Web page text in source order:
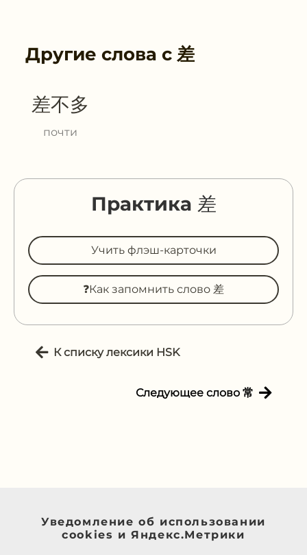
Другие слова с 差
差不多
почти
Практика 差
Учить флэш-карточки
❓Как запомнить слово 差
К списку лексики HSK
Следующее слово 常
Уведомление об использовании
cookies и Яндекс.Метрики